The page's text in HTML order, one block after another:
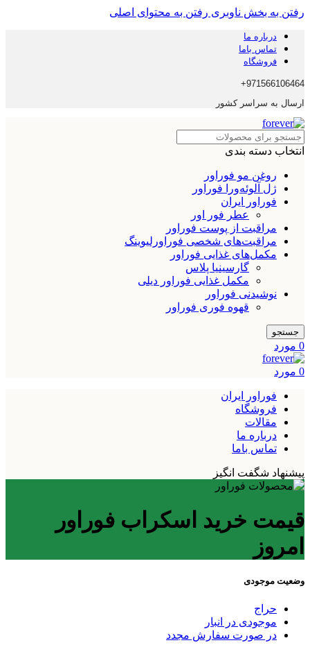
رفتن به بخش ناوبری رفتن به محتوای اصلی
درباره ما
تماس باما
فروشگاه
971566106464+
ارسال به سراسر کشور
انتخاب دسته بندی
روغن مو فوراور
ژل آلوئه‌ورا فوراور
فوراور ایران
عطر فور اور
مراقبت از پوست فوراور
مراقبت‌های شخصی فوراورلیوینگ
مکمل‌های غذایی فوراور
گارسینیا پلاس
مکمل غذایی فوراور دیلی
نوشیدنی فوراور
قهوه فوری فوراور
جستجو
0 مورد
0 مورد
فوراور ایران
فروشگاه
مقالات
درباره ما
تماس باما
پیشنهاد شگفت انگیز
قیمت خرید اسکراب فوراور
امروز
وضعیت موجودی
حراج
موجودی در انبار
در صورت سفارش مجدد